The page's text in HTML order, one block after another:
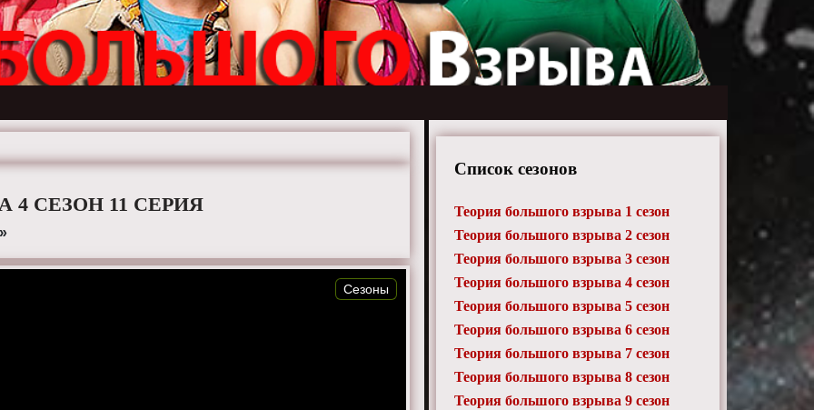
СЕЗОН 11 СЕРИЯ
Сезоны
Список сезонов
Теория большого взрыва 1 сезон
Теория большого взрыва 2 сезон
Теория большого взрыва 3 сезон
Теория большого взрыва 4 сезон
Теория большого взрыва 5 сезон
Теория большого взрыва 6 сезон
Теория большого взрыва 7 сезон
Теория большого взрыва 8 сезон
Теория большого взрыва 9 сезон